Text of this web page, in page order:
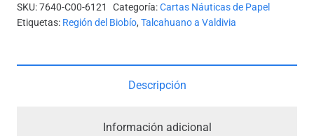
*
SKU:7640-C00-6121 Categoría:Cartas Náuticas de Papel
Etiquetas: Región del Biobío, Talcahuano a Valdivia
Descripción
Información adicional